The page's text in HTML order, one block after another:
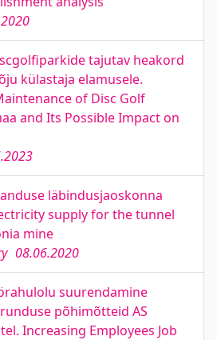
tajutav heakord
külastaja elamusele.
of Disc Golf
and Its Possible Impact on
läbindusjaoskonna
supply for the tunnel
mine
08.06.2020
suurendamine
põhimõtteid AS
Increasing Employees Job